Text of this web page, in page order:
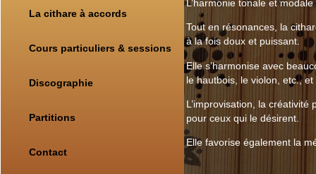
La cithare à accords
Cours particuliers & sessions
Discographie
Partitions
Contact
L’harmonie tonale et
Tout en résonances, la
à la fois doux et puissant.
Elle s’harmonise avec
le hautbois, le violon, etc.,
L’improvisation, la
pour ceux qui le désirent.
Elle favorise également la